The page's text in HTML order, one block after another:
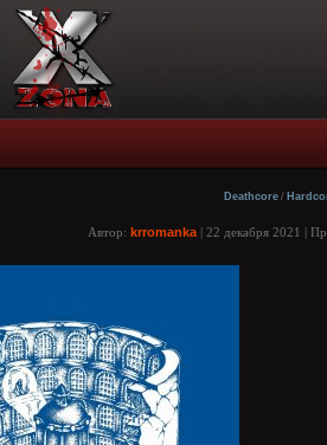
Deathcore /
Автор: krromanka | 22 декабря 2021 |